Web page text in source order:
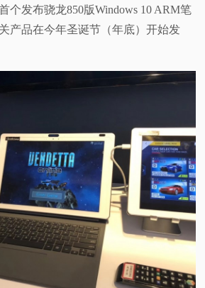
个发布骁龙850版Windows 10 ARM笔
产品在今年圣诞节（年底）开始发